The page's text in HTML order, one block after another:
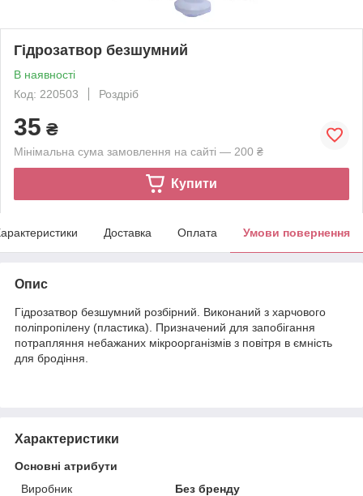
Гідрозатвор безшумний
В наявності
Код: 220503
Роздріб
35 ₴
Мінімальна сума замовлення на сайті — 200 ₴
Купити
Доставка Оплата Умови повернення
Опис
Гідрозатвор безшумний розбірний. Виконаний з харчового
поліпропілену (пластика). Призначений для запобігання
потрапляння небажаних мікроорганізмів з повітря в ємність
для бродіння.
Характеристики
Основні атрибути
Виробник
Без бренду